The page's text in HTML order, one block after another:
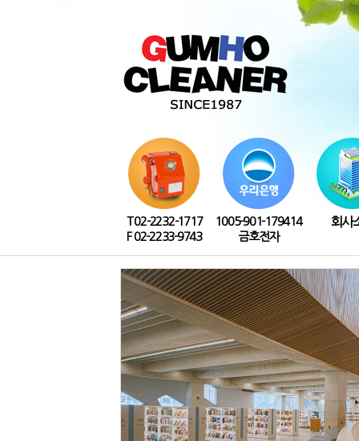
T 02-2232-1717
F 02-2233-9743
1005-901-179414
금호전자
회사